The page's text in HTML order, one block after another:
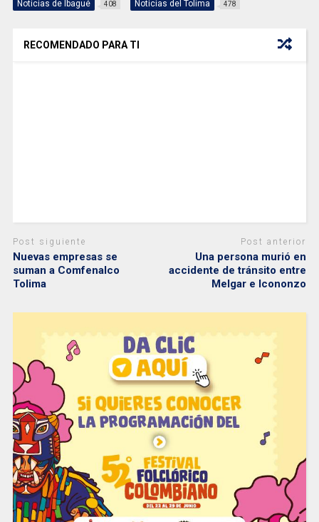
Noticias de Ibagué 408 Noticias del Tolima 478
RECOMENDADO PARA TI
Post siguiente
Nuevas empresas se
suman a Comfenalco
Tolima
Post anterior
Una persona murió en
accidente de tránsito entre
Melgar e Icononzo